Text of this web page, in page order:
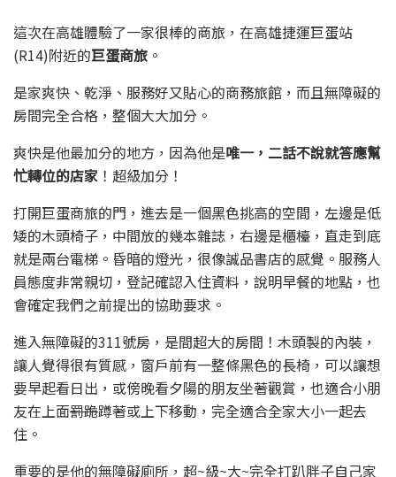
這次在高雄體驗了一家很棒的商旅，在高雄捷運巨蛋站
(R14)附近的巨蛋商旅 。
是家爽快、乾淨、服務好又貼心的商務旅館，而且無障礙的
房間完全合格，整個大大加分。
爽快是他最加分的地方，因為他是唯一，二話不說就答應幫
忙轉位的店家 ！超級加分！
打開巨蛋商旅的門，進去是一個黑色挑高的空間，左邊是低
矮的木頭椅子，中間放的幾本雜誌，右邊是櫃檯，直走到底
就是兩台電梯。昏暗的燈光，很像誠品書店的感覺。服務人
員態度非常親切，登記確認入住資料，說明早餐的地點，也
會確定我們之前提出的協助要求。
進入無障礙的311號房，是間超大的房間！木頭製的內裝，
讓人覺得很有質感，窗戶前有一整條黑色的長椅，可以讓想
要早起看日出，或傍晚看夕陽的朋友坐著觀賞，也適合小朋
友在上面罰跪蹲著或上下移動，完全適合全家大小一起去
住。
重要的是他的無障礙廁所，超~級~大~完全打趴胖子自己家